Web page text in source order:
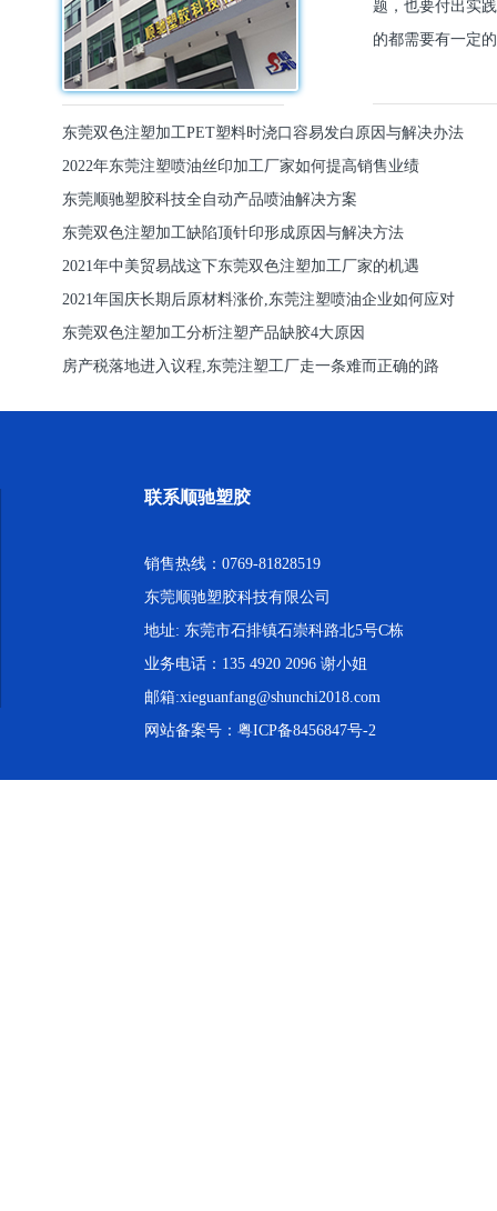
题，也要付出实
的都需要有一定
东莞双色注塑加工PET塑料时浇口容易发白原因与解决办法
2022年东莞注塑喷油丝印加工厂家如何提高销售业绩
东莞顺驰塑胶科技全自动产品喷油解决方案
东莞双色注塑加工缺陷顶针印形成原因与解决方法
2021年中美贸易战这下东莞双色注塑加工厂家的机遇
2021年国庆长期后原材料涨价,东莞注塑喷油企业如何应对
东莞双色注塑加工分析注塑产品缺胶4大原因
房产税落地进入议程,东莞注塑工厂走一条难而正确的路
联系顺驰塑胶
销售热线：0769-81828519
东莞顺驰塑胶科技有限公司
地址: 东莞市石排镇石崇科路北5号C栋
业务电话：135 4920 2096 谢小姐
邮箱:xieguanfang@shunchi2018.com
网站备案号： 粤ICP备8456847号-2